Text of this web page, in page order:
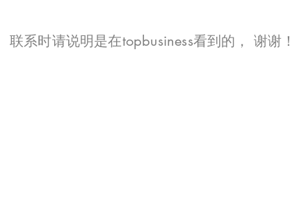
​联系时请说明是在topbusiness看到的， 谢谢！